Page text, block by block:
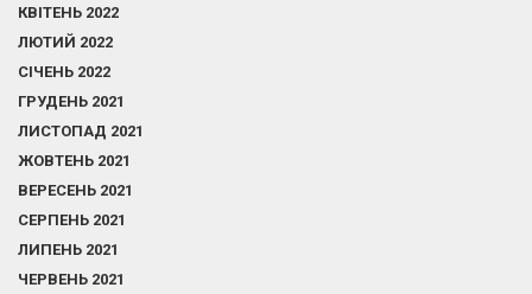
КВІТЕНЬ 2022
ЛЮТИЙ 2022
СІЧЕНЬ 2022
ГРУДЕНЬ 2021
ЛИСТОПАД 2021
ЖОВТЕНЬ 2021
ВЕРЕСЕНЬ 2021
СЕРПЕНЬ 2021
ЛИПЕНЬ 2021
ЧЕРВЕНЬ 2021